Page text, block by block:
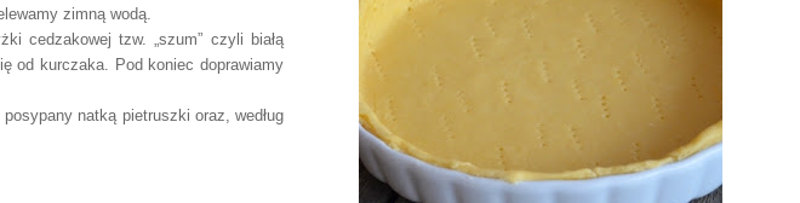
zimną wodą.
cedzakowej tzw. „szum” czyli białą
od kurczaka. Pod koniec doprawiamy
natką pietruszki oraz, według